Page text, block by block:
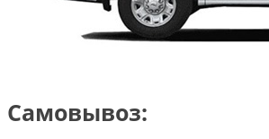
Самовывоз: